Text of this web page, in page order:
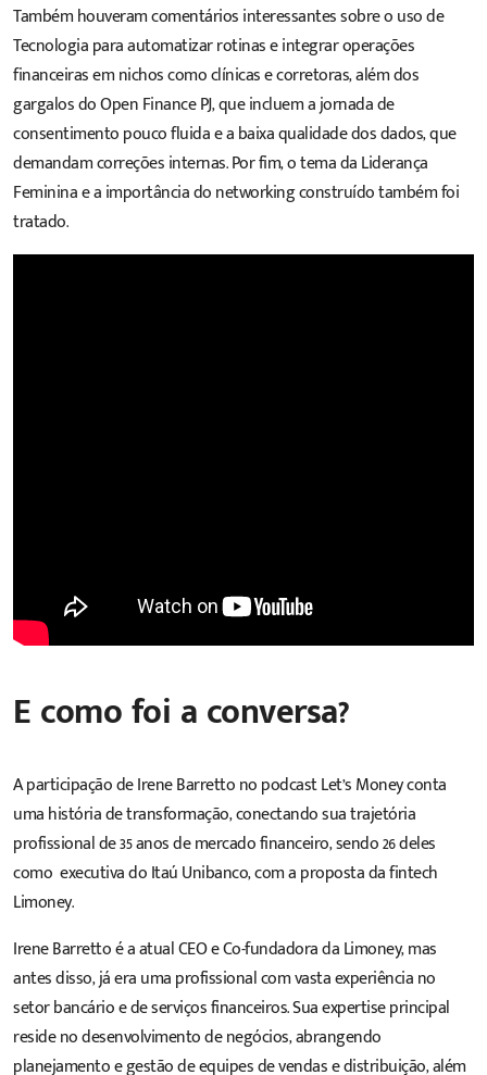
Também houveram comentários interessantes sobre o uso de
Tecnologia para automatizar rotinas e integrar operações
financeiras em nichos como clínicas e corretoras, além dos
gargalos do Open Finance PJ, que incluem a jornada de
consentimento pouco fluida e a baixa qualidade dos dados, que
demandam correções internas. Por fim, o tema da Liderança
Feminina e a importância do networking construído também foi
tratado.
E como foi a conversa?
A participação de Irene Barretto no podcast Let’s Money conta
uma história de transformação, conectando sua trajetória
profissional de 35 anos de mercado financeiro, sendo 26 deles
como executiva do Itaú Unibanco, com a proposta da fintech
Limoney.
Irene Barretto é a atual CEO e Co-fundadora da Limoney, mas
antes disso, já era uma profissional com vasta experiência no
setor bancário e de serviços financeiros. Sua expertise principal
reside no desenvolvimento de negócios, abrangendo
planejamento e gestão de equipes de vendas e distribuição, além